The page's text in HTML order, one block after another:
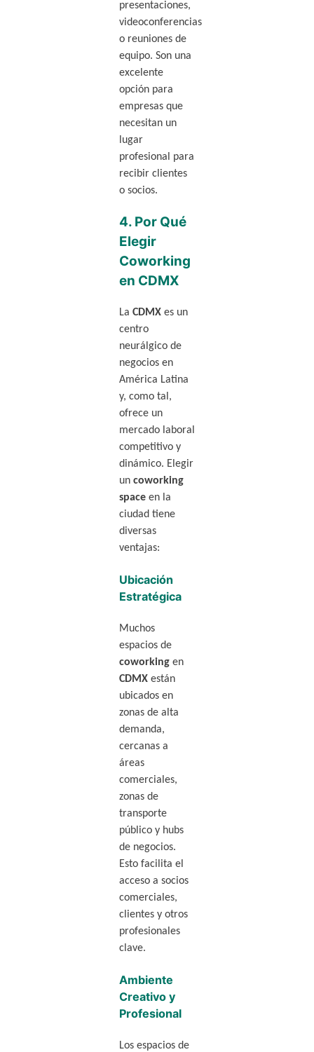
presentaciones,
videoconferencias
o reuniones de
equipo. Son una
excelente
opción para
empresas que
necesitan un
lugar
profesional para
recibir clientes
o socios.
4. Por Qué
Elegir
Coworking
en CDMX
La CDMXes un
centro
neurálgico de
negocios en
América Latina
y, como tal,
ofrece un
mercado laboral
competitivo y
dinámico. Elegir
un coworking
spaceen la
ciudad tiene
diversas
ventajas:
Ubicación
Estratégica
Muchos
espacios de
coworkingen
CDMXestán
ubicados en
zonas de alta
demanda,
cercanas a
áreas
comerciales,
zonas de
transporte
público y hubs
de negocios.
Esto facilita el
acceso a socios
comerciales,
clientes y otros
profesionales
clave.
Ambiente
Creativo y
Profesional
Los espacios de